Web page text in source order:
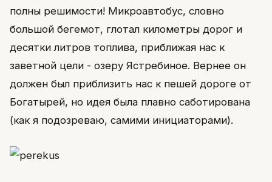
полны решимости! Микроавтобус, словно
большой бегемот, глотал километры дорог и
десятки литров топлива, приближая нас к
заветной цели - озеру Ястребиное. Вернее он
должен был приблизить нас к пешей дороге от
Богатырей, но идея была плавно саботирована
(как я подозреваю, самими инициаторами).